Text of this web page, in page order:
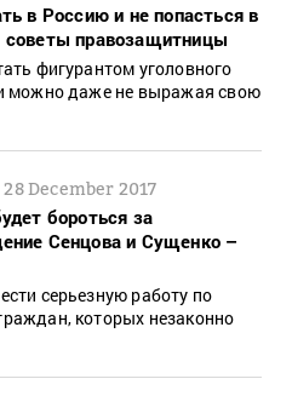
в Россию и не попасться в
правозащитницы
фигурантом уголовного
можно даже не выражая свою
28 December 2017
бороться за
Сенцова и Сущенко –
серьезную работу по
которых незаконно